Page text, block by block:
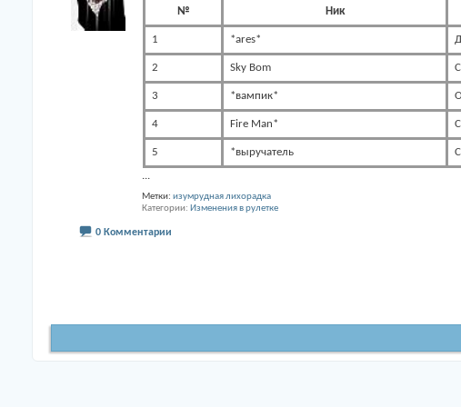
№
Ник
1 *ares*
2 Sky Bom
3 *вампик*
4 Fire Man*
5 *выручатель
...
Метки: изумрудная лихорадка
Категории Изменения в рулетке
0 Комментарии